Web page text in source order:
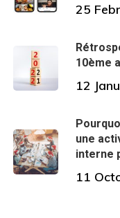
25
10ème
12
une
interne
11